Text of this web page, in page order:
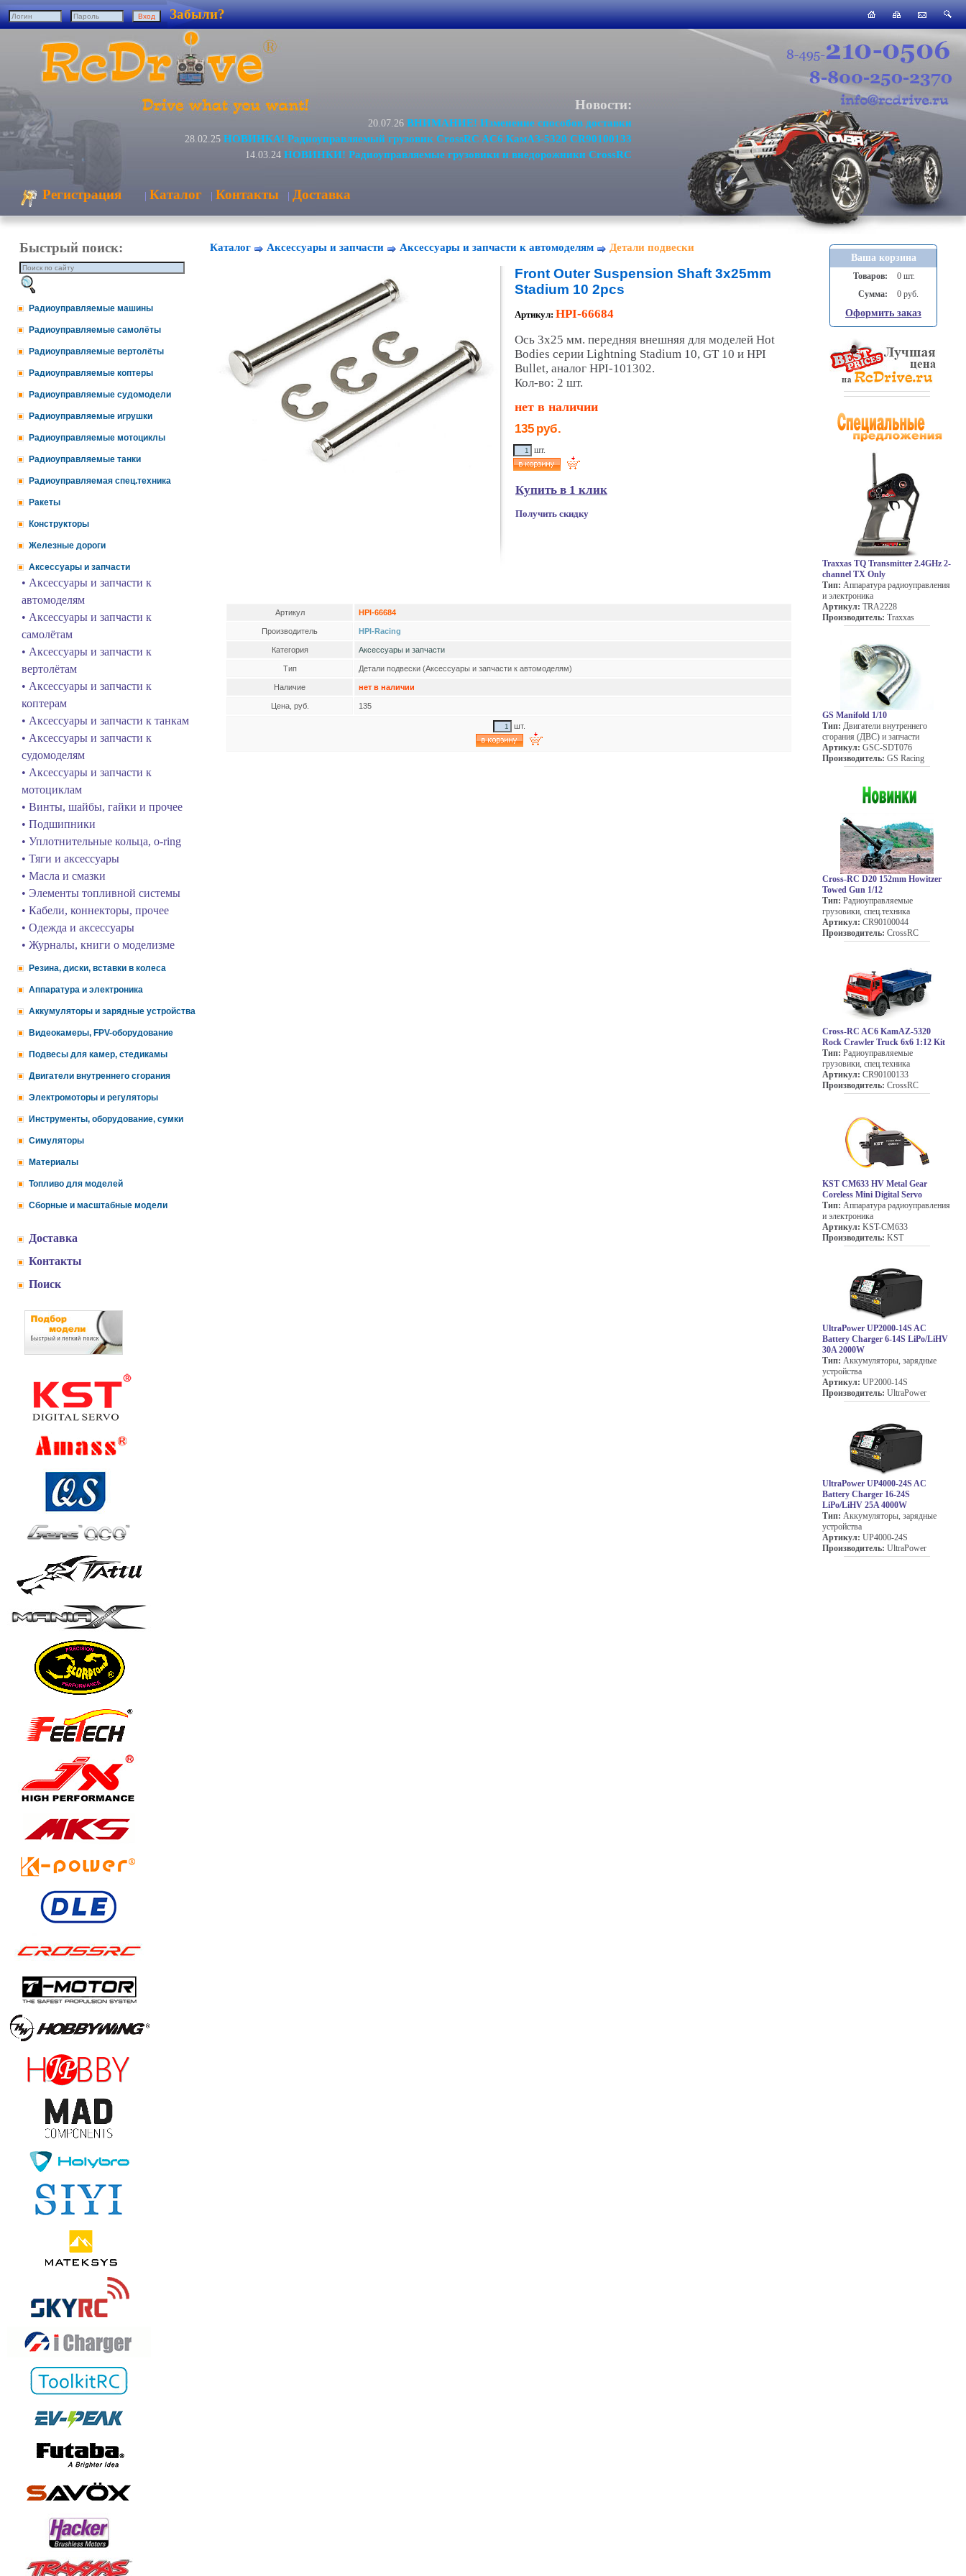
Забыли?
Новости:
20.07.26 ВНИМАНИЕ! Изменение способов доставки
28.02.25 НОВИНКА! Радиоуправляемый грузовик CrossRC AC6 КамАЗ-5320 CR90100133
14.03.24 НОВИНКИ! Радиоуправляемые грузовики и внедорожники CrossRC
Регистрация | Каталог | Контакты | Доставка
Быстрый поиск:
Радиоуправляемые машины
Радиоуправляемые самолёты
Радиоуправляемые вертолёты
Радиоуправляемые коптеры
Радиоуправляемые судомодели
Радиоуправляемые игрушки
Радиоуправляемые мотоциклы
Радиоуправляемые танки
Радиоуправляемая спец.техника
Ракеты
Конструкторы
Железные дороги
Аксессуары и запчасти
• Аксессуары и запчасти к
автомоделям
• Аксессуары и запчасти к
самолётам
• Аксессуары и запчасти к
вертолётам
• Аксессуары и запчасти к
коптерам
• Аксессуары и запчасти к танкам
• Аксессуары и запчасти к
судомоделям
• Аксессуары и запчасти к
мотоциклам
• Винты, шайбы, гайки и прочее
• Подшипники
• Уплотнительные кольца, o-ring
• Тяги и аксессуары
• Масла и смазки
• Элементы топливной системы
• Кабели, коннекторы, прочее
• Одежда и аксессуары
• Журналы, книги о моделизме
Резина, диски, вставки в колеса
Аппаратура и электроника
Аккумуляторы и зарядные устройства
Видеокамеры, FPV-оборудование
Подвесы для камер, стедикамы
Двигатели внутреннего сгорания
Электромоторы и регуляторы
Инструменты, оборудование, сумки
Симуляторы
Материалы
Топливо для моделей
Сборные и масштабные модели
Доставка
Контакты
Поиск
Каталог Аксессуары и запчасти Аксессуары и запчасти к автомоделям Детали подвески
Front Outer Suspension Shaft 3x25mm
Stadium 10 2pcs
Артикул: HPI-66684
Ось 3х25 мм. передняя внешняя для моделей Hot
Bodies серии Lightning Stadium 10, GT 10 и HPI
Bullet, аналог HPI-101302.
Кол-во: 2 шт.
нет в наличии
135 руб.
шт.
Купить в 1 клик
Получить скидку
Артикул HPI-66684
Производитель HPI-Racing
Категория Аксессуары и запчасти
Тип Детали подвески (Аксессуары и запчасти к автомоделям)
Наличие нет в наличии
Цена, руб. 135
шт.
Ваша корзина
Товаров:
0 шт.
Сумма:
0 руб.
Оформить заказ
Traxxas TQ Transmitter 2.4GHz 2-
channel TX Only
Тип: Аппаратура радиоуправления
и электроника
Артикул: TRA2228
Производитель: Traxxas
GS Manifold 1/10
Тип: Двигатели внутреннего
сгорания (ДВС) и запчасти
Артикул: GSC-SDT076
Производитель: GS Racing
Cross-RC D20 152mm Howitzer
Towed Gun 1/12
Тип: Радиоуправляемые
грузовики, спец.техника
Артикул: CR90100044
Производитель: CrossRC
Cross-RC AC6 KamAZ-5320
Rock Crawler Truck 6x6 1:12 Kit
Тип: Радиоуправляемые
грузовики, спец.техника
Артикул: CR90100133
Производитель: CrossRC
KST CM633 HV Metal Gear
Coreless Mini Digital Servo
Тип: Аппаратура радиоуправления
и электроника
Артикул: KST-CM633
Производитель: KST
UltraPower UP2000-14S AC
Battery Charger 6-14S LiPo/LiHV
30A 2000W
Тип: Аккумуляторы, зарядные
устройства
Артикул: UP2000-14S
Производитель: UltraPower
UltraPower UP4000-24S AC
Battery Charger 16-24S
LiPo/LiHV 25A 4000W
Тип: Аккумуляторы, зарядные
устройства
Артикул: UP4000-24S
Производитель: UltraPower